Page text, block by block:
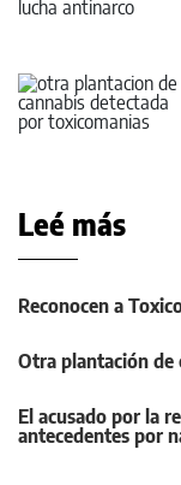
Leé más
Reconocen a
Otra plantación de
El acusado por la
antecedentes por